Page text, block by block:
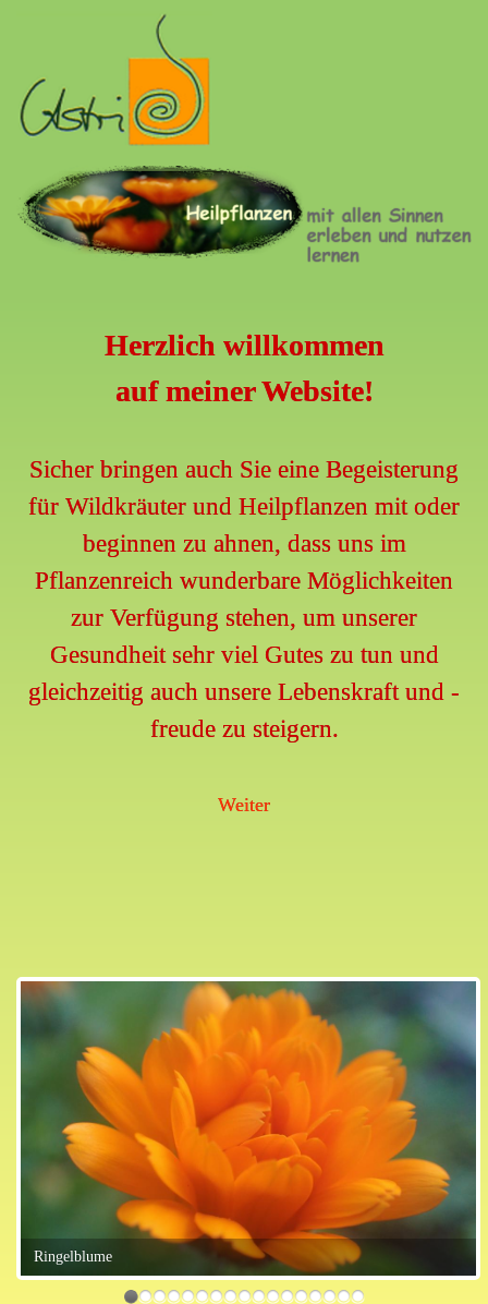
Direkt
zum
Inhalt
A
s
F
Herzlich willkommen
auf meiner Website!
Sicher bringen auch Sie eine Begeisterung
für Wildkräuter und Heilpflanzen mit oder
beginnen zu ahnen, dass uns im
Pflanzenreich wunderbare Möglichkeiten
zur Verfügung stehen, um unserer
Gesundheit sehr viel Gutes zu tun und
gleichzeitig auch unsere Lebenskraft und -
freude zu steigern.
Weiter
Ringelblume